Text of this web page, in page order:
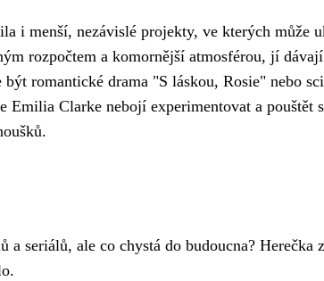
i menší, nezávislé projekty, ve kterých může
rozpočtem a komornější atmosférou, jí dávají
romantické drama "S láskou, Rosie" nebo
Clarke nebojí experimentovat a pouštět
seriálů, ale co chystá do budoucna? Herečka